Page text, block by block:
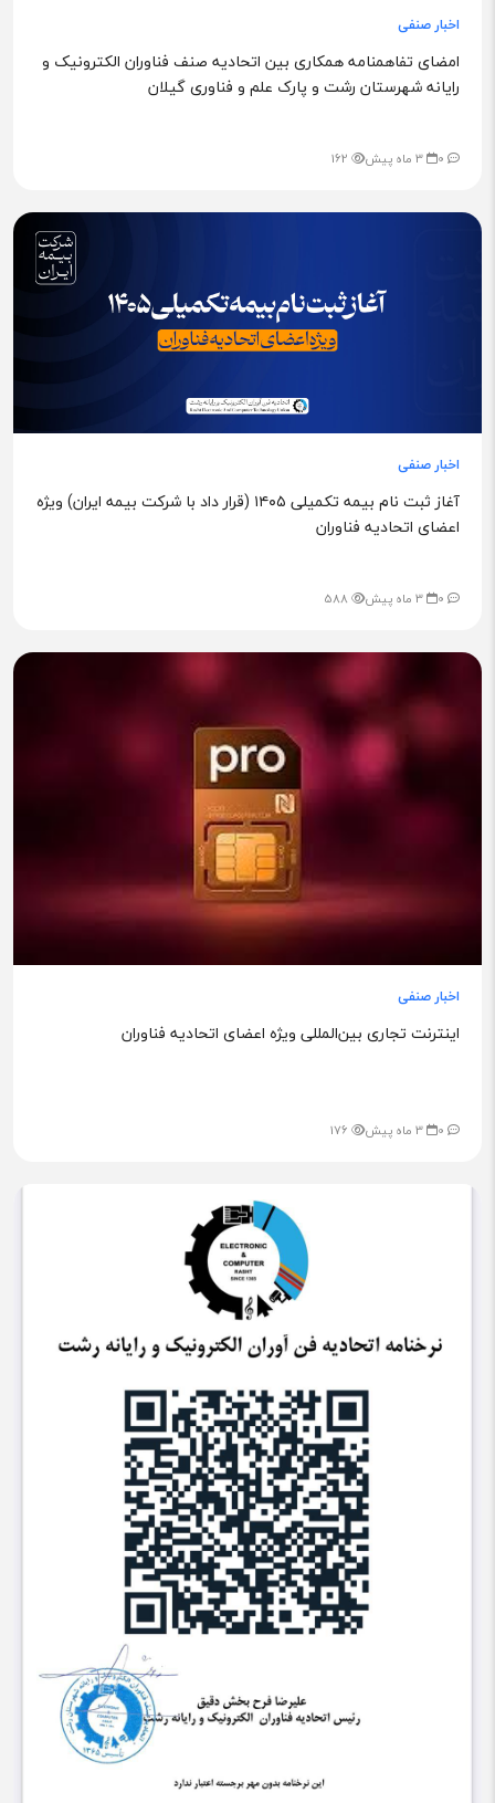
اخبار صنفی
امضای تفاهمنامه همکاری بین اتحادیه صنف فناوران الکترونیک و
رایانه شهرستان رشت و پارک علم و فناوری گیلان
0 3 ماه پیش 162
اخبار صنفی
آغاز ثبت نام بیمه تکمیلی ۱۴۰۵ (قرار داد با شرکت بیمه ایران) ویژه
اعضای اتحادیه فناوران
0 3 ماه پیش 588
اخبار صنفی
اینترنت تجاری بین‌المللی ویژه اعضای اتحادیه فناوران
0 3 ماه پیش 176